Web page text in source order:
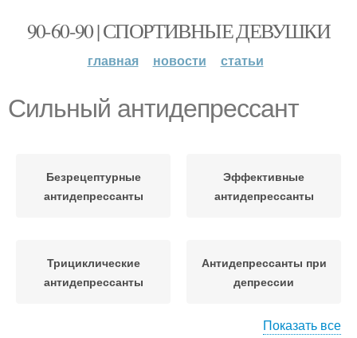
90-60-90 | СПОРТИВНЫЕ ДЕВУШКИ
главная новости статьи
Сильный антидепрессант
Безрецептурные
антидепрессанты
Эффективные
антидепрессанты
Трициклические
антидепрессанты
Антидепрессанты при
депрессии
Показать все